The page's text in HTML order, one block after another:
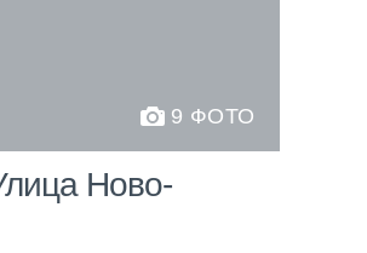
9 ФОТО
Ново-